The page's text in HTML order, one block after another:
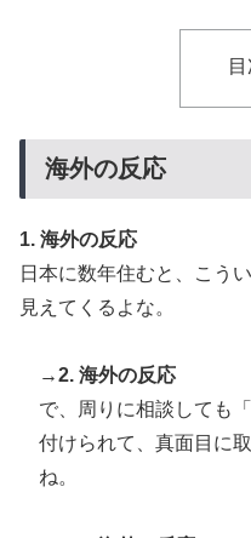
海外の反応
1. 海外の反応
日本に数年住むと、こう
見えてくるよな。
→2. 海外の反応
で、周りに相談しても
付けられて、真面目に
ね。